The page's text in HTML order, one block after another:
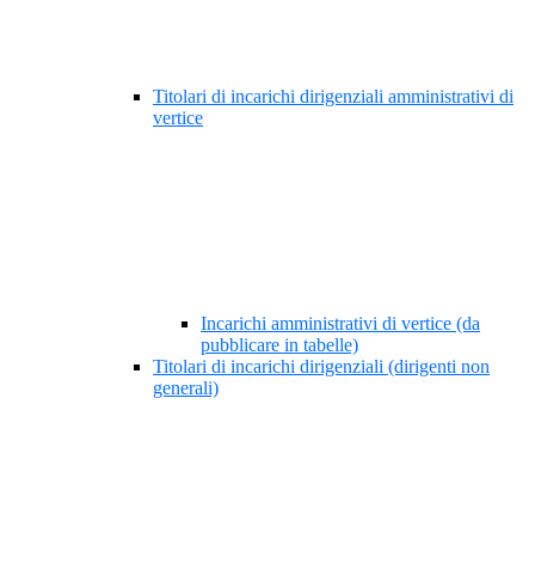
Titolari di incarichi dirigenziali amministrativi di
vertice
Incarichi amministrativi di vertice (da
pubblicare in tabelle)
Titolari di incarichi dirigenziali (dirigenti non
generali)